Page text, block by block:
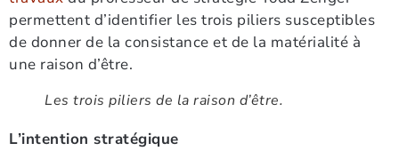
permettent d’identifier les trois piliers susceptibles
de donner de la consistance et de la matérialité à
une raison d’être.
Les trois piliers de la raison d’être.
L’intention stratégique